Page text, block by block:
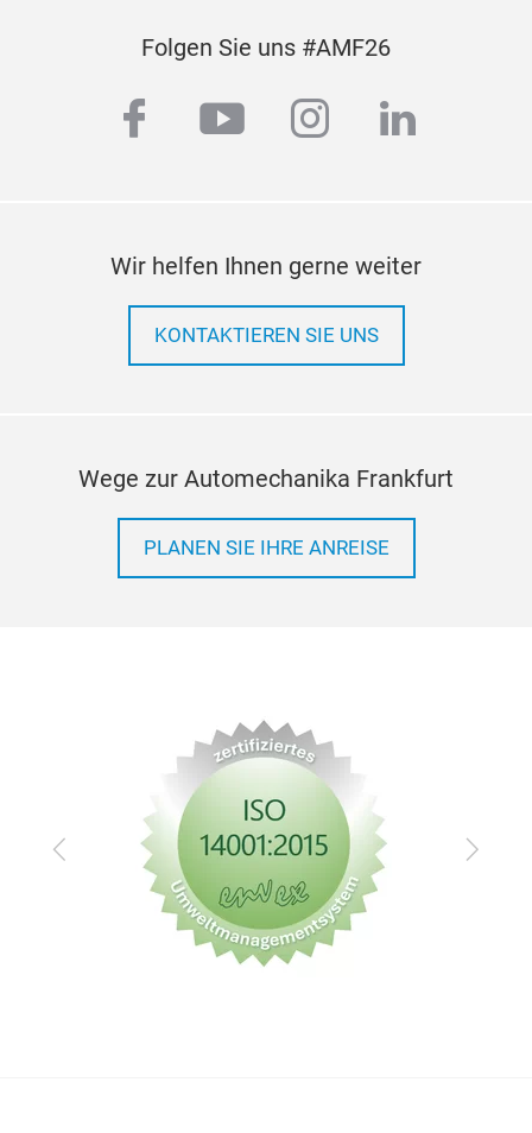
Folgen Sie uns #AMF26
facebook
youtubeinstagram
linkedin
Wir helfen Ihnen gerne weiter
KONTAKTIEREN SIE UNS
Wege zur Automechanika Frankfurt
PLANEN SIE IHRE ANREISE
Zurück Vor